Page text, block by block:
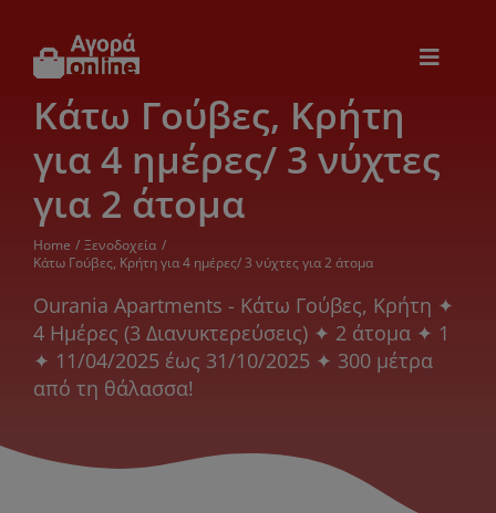
περιεχόμενο
Toggle
Εικόνα & Ήχος
Παιχνίδια
Θέρμανση – Ψύξη
Ηλεκτρονικά
Ξενοδοχεία
Κάτω Γούβες, Κρήτη
για 4 ημέρες/ 3 νύχτες
για 2 άτομα
Home
Ξενοδοχεία
Κάτω Γούβες, Κρήτη για 4 ημέρες/ 3 νύχτες για 2 άτομα
Ourania Apartments - Κάτω Γούβες, Κρήτη ✦
4 Ημέρες (3 Διανυκτερεύσεις) ✦ 2 άτομα ✦ 1
✦ 11/04/2025 έως 31/10/2025 ✦ 300 μέτρα
από τη θάλασσα!